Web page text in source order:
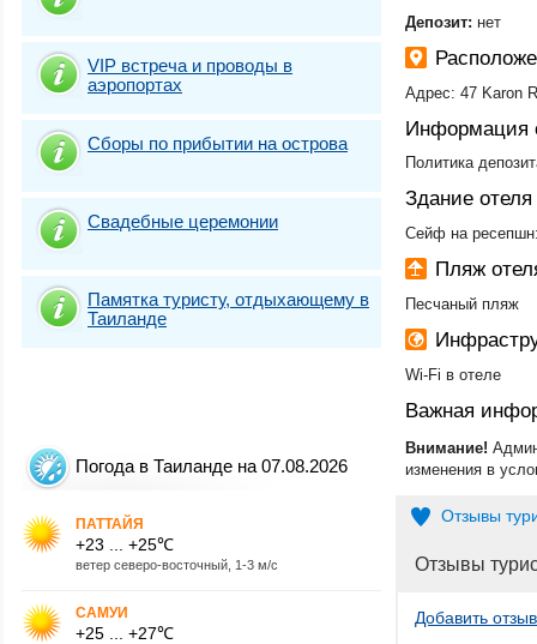
VIP встреча и проводы в
аэропортах
Сборы по прибытии на острова
Свадебные церемонии
Памятка туристу, отдыхающему в
Таиланде
Погода в Таиланде на 07.08.2026
ПАТТАЙЯ
+23 ... +25℃
ветер северо-восточный, 1-3 м/с
САМУИ
+25 ... +27℃
​Депозит: нет
Адрес: 47 Karon
Информация
Политика
Здание отеля
Сейф на
Пляж
Песчаный пляж
Wi-Fi в отеле
Важная
Внимание!
изменения в
Отзывы
Отзывы
Добавить отзыв